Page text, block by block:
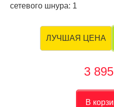
сетевого шнура: 1
ЛУЧШАЯ ЦЕНА
3
В